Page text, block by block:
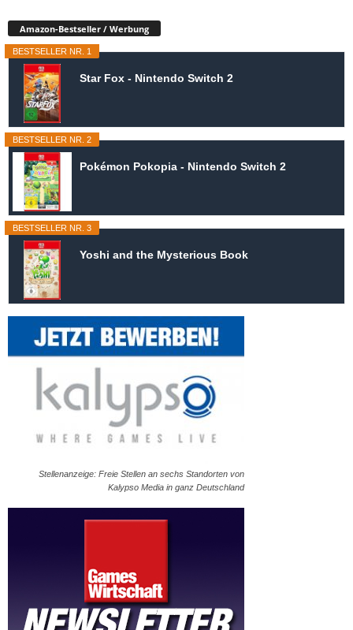
Amazon-Bestseller / Werbung
BESTSELLER NR. 1
Star Fox - Nintendo Switch 2
BESTSELLER NR. 2
Pokémon Pokopia - Nintendo Switch 2
BESTSELLER NR. 3
Yoshi and the Mysterious Book
Stellenanzeige: Freie Stellen an sechs Standorten von
Kalypso Media in ganz Deutschland